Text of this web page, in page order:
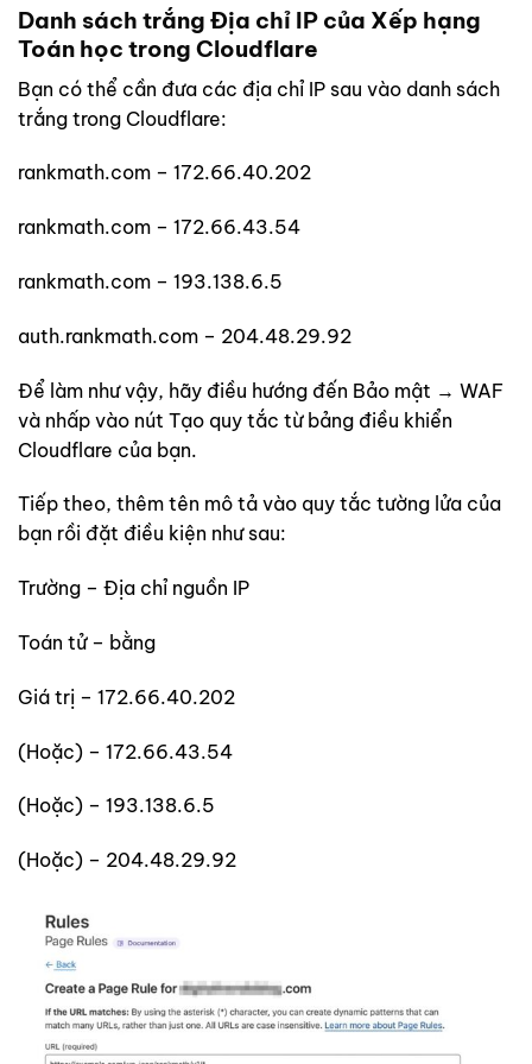
Danh sách trắng Địa chỉ IP của Xếp hạng
Toán học trong Cloudflare
Bạn có thể cần đưa các địa chỉ IP sau vào danh sách
trắng trong Cloudflare:
rankmath.com – 172.66.40.202
rankmath.com – 172.66.43.54
rankmath.com – 193.138.6.5
auth.rankmath.com – 204.48.29.92
Để làm như vậy, hãy điều hướng đến Bảo mật → WAF
và nhấp vào nút Tạo quy tắc từ bảng điều khiển
Cloudflare của bạn.
Tiếp theo, thêm tên mô tả vào quy tắc tường lửa của
bạn rồi đặt điều kiện như sau:
Trường – Địa chỉ nguồn IP
Toán tử – bằng
Giá trị – 172.66.40.202
(Hoặc) – 172.66.43.54
(Hoặc) – 193.138.6.5
(Hoặc) – 204.48.29.92